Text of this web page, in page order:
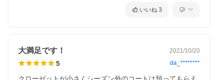
いいね 3
大満足です！ 2021/10/20
5 da_********